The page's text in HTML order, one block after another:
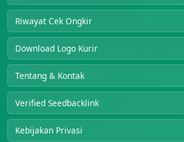
Riwayat Cek Ongkir
Download Logo Kurir
Tentang & Kontak
Verified Seedbacklink
Kebijakan Privasi